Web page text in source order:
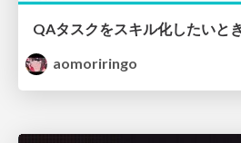
QAタスクをスキル化したいと
aomoriringo